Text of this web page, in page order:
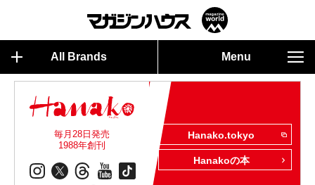
All Brands Menu
毎月28日発売
1988年創刊
Hanako.tokyo
Hanakoの本